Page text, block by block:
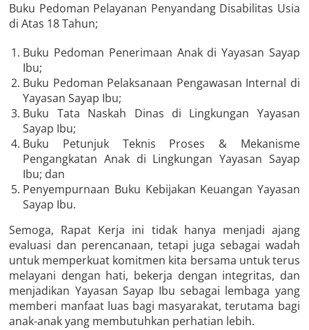
Buku Pedoman Pelayanan Penyandang Disabilitas Usia
di Atas 18 Tahun;
Buku Pedoman Penerimaan Anak di Yayasan Sayap
Ibu;
Buku Pedoman Pelaksanaan Pengawasan Internal di
Yayasan Sayap Ibu;
Buku Tata Naskah Dinas di Lingkungan Yayasan
Sayap Ibu;
Buku Petunjuk Teknis Proses & Mekanisme
Pengangkatan Anak di Lingkungan Yayasan Sayap
Ibu; dan
Penyempurnaan Buku Kebijakan Keuangan Yayasan
Sayap Ibu.
Semoga, Rapat Kerja ini tidak hanya menjadi ajang
evaluasi dan perencanaan, tetapi juga sebagai wadah
untuk memperkuat komitmen kita bersama untuk terus
melayani dengan hati, bekerja dengan integritas, dan
menjadikan Yayasan Sayap Ibu sebagai lembaga yang
memberi manfaat luas bagi masyarakat, terutama bagi
anak-anak yang membutuhkan perhatian lebih.